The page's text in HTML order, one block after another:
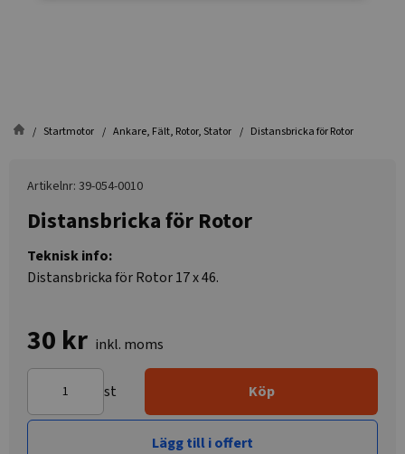
Startmotor Ankare, Fält, Rotor, Stator Distansbricka för Rotor
Artikelnr: 39-054-0010
Distansbricka för Rotor
Teknisk info:
Distansbricka för Rotor 17 x 46.
30 kr inkl. moms
st Köp
Lägg till i offert